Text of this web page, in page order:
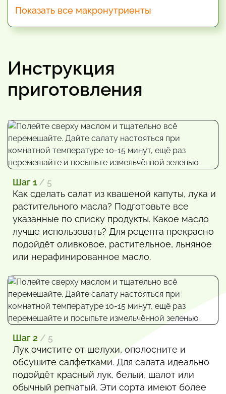
Показать все макронутриенты
Инструкция
приготовления
Шаг 1 / 5
Как сделать салат из квашеной капуты, лука и
растительного масла? Подготовьте все
указанные по списку продукты. Какое масло
лучше использовать? Для рецепта прекрасно
подойдёт оливковое, растительное, льняное
или нерафинированное масло.
Шаг 2 / 5
Лук очистите от шелухи, ополосните и
обсушите салфетками. Для салата идеально
подойдёт красный лук, белый, шалот или
обычный репчатый. Эти сорта имеют более